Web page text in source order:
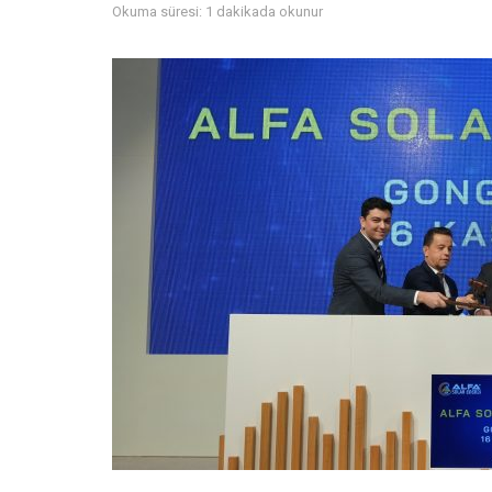
Okuma süresi: 1 dakikada okunur